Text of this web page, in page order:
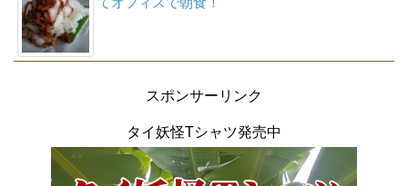
スポンサーリンク
タイ妖怪Tシャツ発売中